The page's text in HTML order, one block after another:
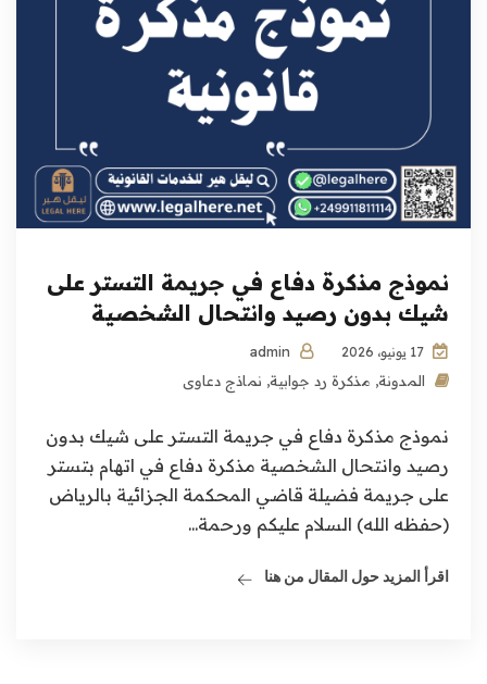
نموذج مذكرة دفاع في جريمة التستر على
شيك بدون رصيد وانتحال الشخصية
المدونة, مذكرة رد جوابية, نماذج دعاوى
نموذج مذكرة دفاع في جريمة التستر على شيك بدون
رصيد وانتحال الشخصية مذكرة دفاع في اتهام بتستر
على جريمة فضيلة قاضي المحكمة الجزائية بالرياض
(حفظه الله) السلام عليكم ورحمة...
اقرأ المزيد حول المقال من هنا